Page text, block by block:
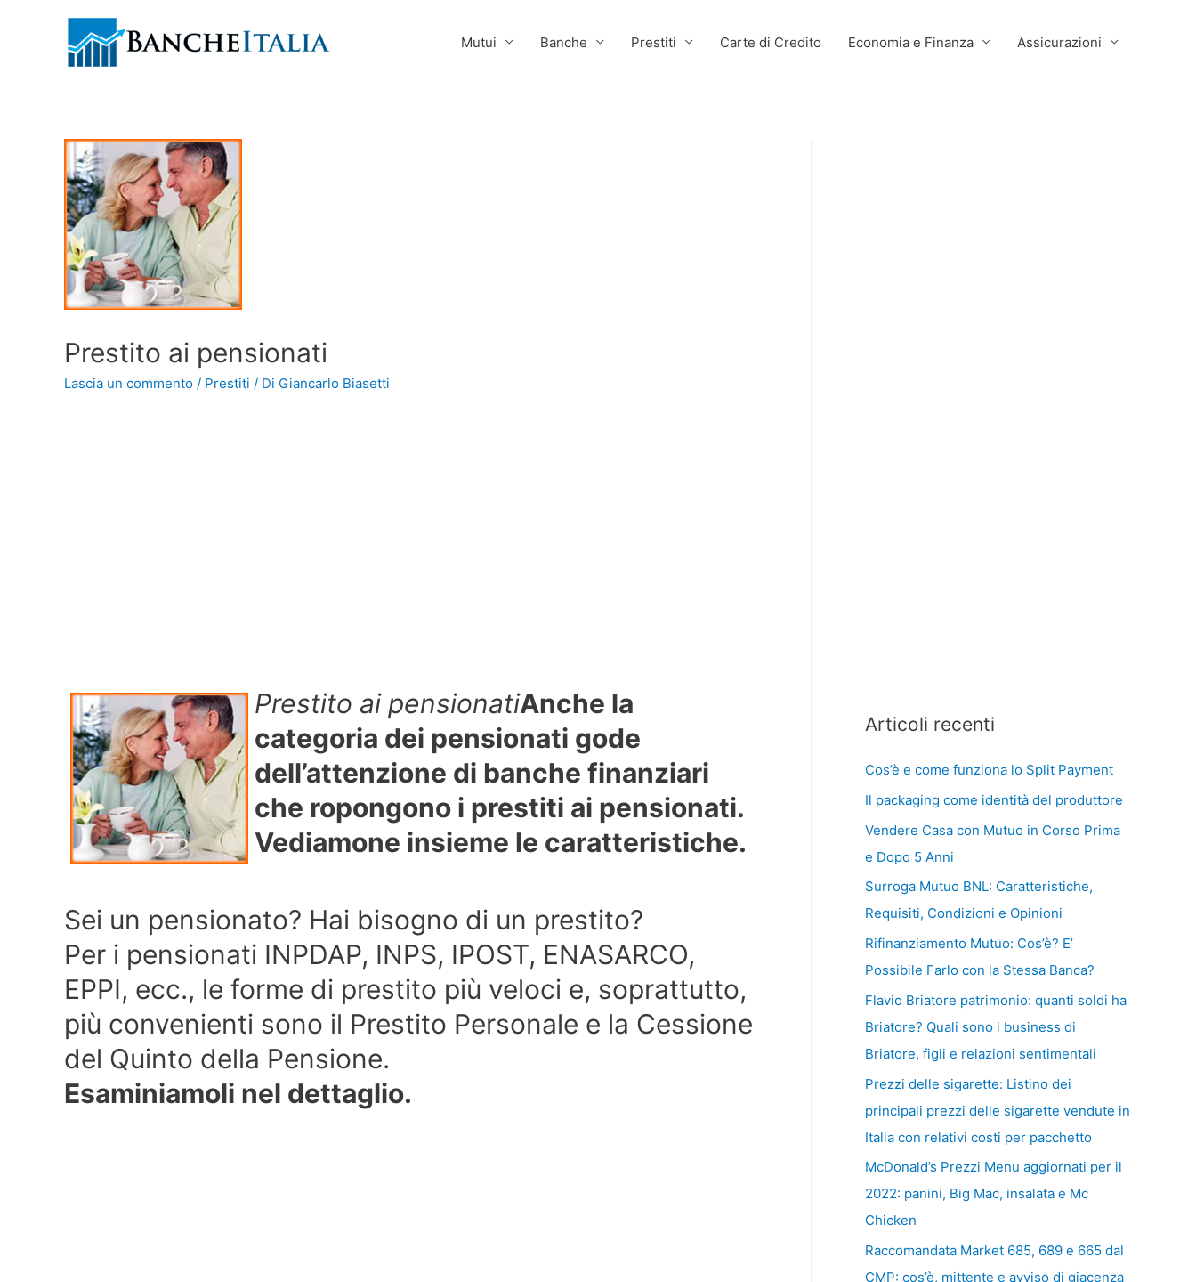
Mutui Banche Prestiti Carte di Credito Economia e Finanza Assicurazioni
Prestito ai pensionati
Lascia un commento / Prestiti / Di Giancarlo Biasetti
Prestito ai pensionatiAnche la
categoria dei pensionati gode
dell’attenzione di banche finanziari
che ropongono i prestiti ai pensionati.
Vediamone insieme le caratteristiche.
Sei un pensionato? Hai bisogno di un prestito?
Per i pensionati INPDAP, INPS, IPOST, ENASARCO,
EPPI, ecc., le forme di prestito più veloci e, soprattutto,
più convenienti sono il Prestito Personale e la Cessione
del Quinto della Pensione.
Esaminiamoli nel dettaglio.
Articoli recenti
Cos’è e come funziona lo Split Payment
Il packaging come identità del produttore
Vendere Casa con Mutuo in Corso Prima
e Dopo 5 Anni
Surroga Mutuo BNL: Caratteristiche,
Requisiti, Condizioni e Opinioni
Rifinanziamento Mutuo: Cos’è? E’
Possibile Farlo con la Stessa Banca?
Flavio Briatore patrimonio: quanti soldi ha
Briatore? Quali sono i business di
Briatore, figli e relazioni sentimentali
Prezzi delle sigarette: Listino dei
principali prezzi delle sigarette vendute in
Italia con relativi costi per pacchetto
McDonald’s Prezzi Menu aggiornati per il
2022: panini, Big Mac, insalata e Mc
Chicken
Raccomandata Market 685, 689 e 665 dal
CMP: cos’è, mittente e avviso di giacenza